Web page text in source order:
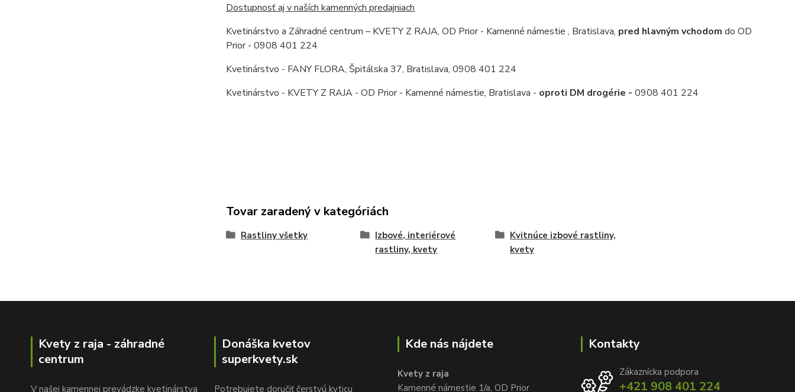
Dostupnosť aj v naších kamenných predajniach
Kvetinárstvo a Záhradné centrum – KVETY Z RAJA, OD Prior - Kamenné námestie , Bratislava, pred hlavným vchodom do OD
Prior - 0908 401 224
Kvetinárstvo - FANY FLORA, Špitálska 37, Bratislava, 0908 401 224
Kvetinárstvo - KVETY Z RAJA - OD Prior - Kamenné námestie, Bratislava - oproti DM drogérie - 0908 401 224
Tovar zaradený v kategóriách
Rastliny všetky
Izbové, interiérové
rastliny, kvety
Kvitnúce izbové rastliny,
kvety
Kvety z raja - záhradné
centrum
V našej kamennej prevádzke kvetinárstva
Donáška kvetov
superkvety.sk
Potrebujete doručiť čerstvú kyticu
Kde nás nájdete
Kvety z raja
Kamenné námestie 1/a, OD Prior
Kontakty
Zákaznícka podpora
+421 908 401 224